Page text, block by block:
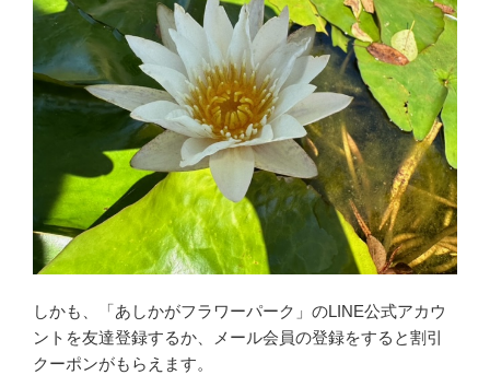
しかも、「あしかがフラワーパーク」のLINE公式アカウ
ントを友達登録するか、メール会員の登録をすると割引
クーポンがもらえます。